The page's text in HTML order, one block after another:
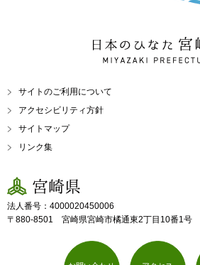
日本のひなた 宮崎県
MIYAZAKI
サイトのご利用について
アクセシビリティ方針
サイトマップ
リンク集
宮崎県
法人番号：4000020450006
〒880-8501 宮崎県宮崎市橘通東2丁目10番1号